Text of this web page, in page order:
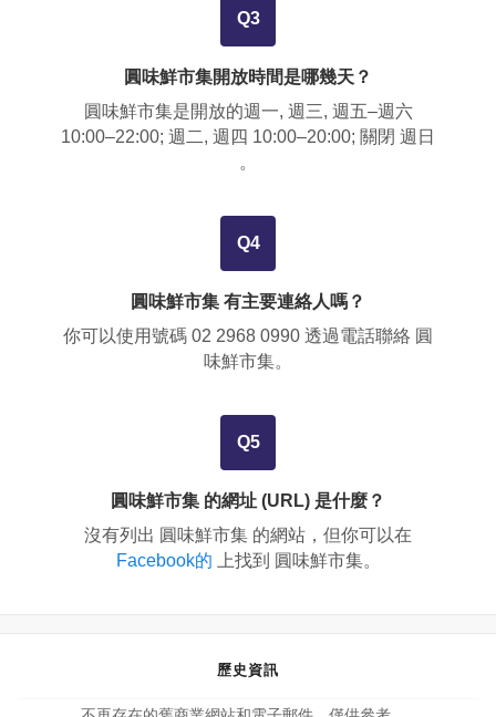
Q3
圓味鮮市集開放時間是哪幾天？
圓味鮮市集是開放的週一, 週三, 週五–週六
10:00–22:00; 週二, 週四 10:00–20:00; 關閉 週日
。
Q4
圓味鮮市集 有主要連絡人嗎？
你可以使用號碼 02 2968 0990 透過電話聯絡 圓
味鮮市集。
Q5
圓味鮮市集 的網址 (URL) 是什麼？
沒有列出 圓味鮮市集 的網站，但你可以在
Facebook的 上找到 圓味鮮市集。
歷史資訊